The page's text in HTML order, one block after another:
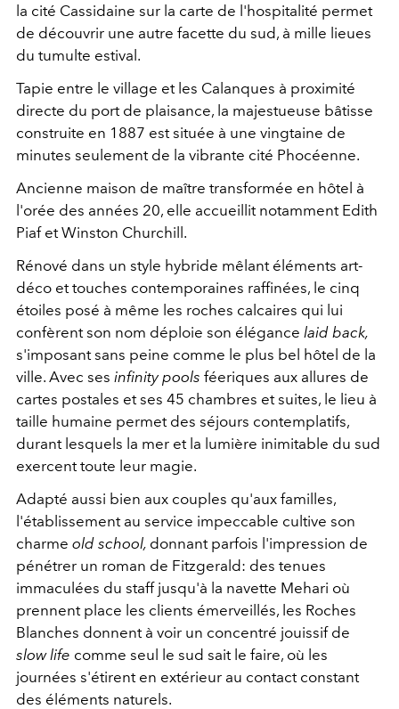
la cité Cassidaine sur la carte de l'hospitalité permet
de découvrir une autre facette du sud, à mille lieues
du tumulte estival.
Tapie entre le village et les Calanques à proximité
directe du port de plaisance, la majestueuse bâtisse
construite en 1887 est située à une vingtaine de
minutes seulement de la vibrante cité Phocéenne.
Ancienne maison de maître transformée en hôtel à
l'orée des années 20, elle accueillit notamment Edith
Piaf et Winston Churchill.
Rénové dans un style hybride mêlant éléments art-
déco et touches contemporaines raffinées, le cinq
étoiles posé à même les roches calcaires qui lui
confèrent son nom déploie son élégance laid back,
s'imposant sans peine comme le plus bel hôtel de la
ville. Avec ses infinity pools féeriques aux allures de
cartes postales et ses 45 chambres et suites, le lieu à
taille humaine permet des séjours contemplatifs,
durant lesquels la mer et la lumière inimitable du sud
exercent toute leur magie.
Adapté aussi bien aux couples qu'aux familles,
l'établissement au service impeccable cultive son
charme old school, donnant parfois l'impression de
pénétrer un roman de Fitzgerald: des tenues
immaculées du staff jusqu'à la navette Mehari où
prennent place les clients émerveillés, les Roches
Blanches donnent à voir un concentré jouissif de
slow life comme seul le sud sait le faire, où les
journées s'étirent en extérieur au contact constant
des éléments naturels.